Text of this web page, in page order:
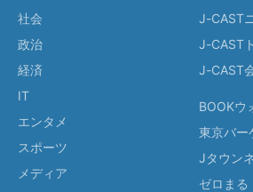
社会
政治
経済
IT
エンタメ
スポーツ
メディア
J-CAST
J-CAST
J-CAST
BOOKウ
東京バー
Jタウン
ゼロまる